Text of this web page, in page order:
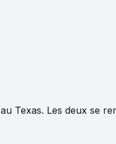
Texas. Les deux se